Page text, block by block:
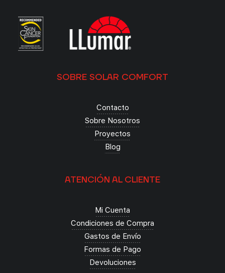
SOBRE SOLAR COMFORT
Contacto
Sobre Nosotros
Proyectos
Blog
ATENCIÓN AL CLIENTE
Mi Cuenta
Condiciones de Compra
Gastos de Envío
Formas de Pago
Devoluciones